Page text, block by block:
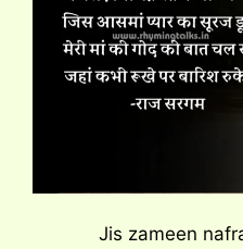
Jis zameen